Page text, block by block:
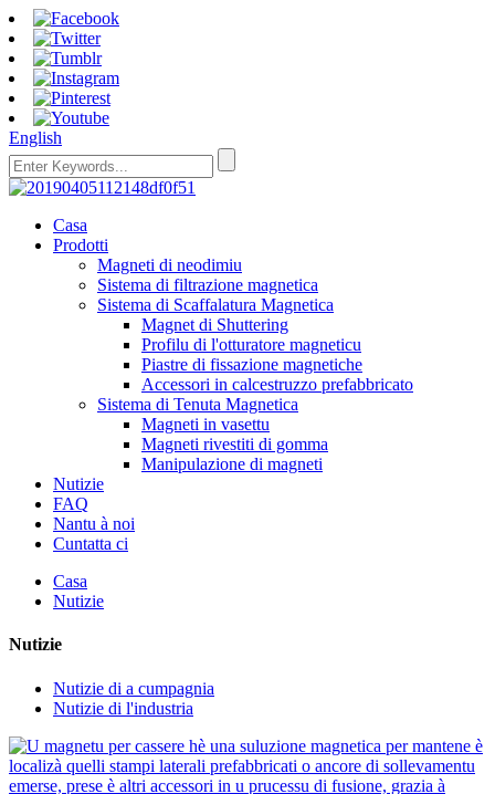
English
Casa
Prodotti
Magneti di neodimiu
Sistema di filtrazione magnetica
Sistema di Scaffalatura Magnetica
Magnet di Shuttering
Profilu di l'otturatore magneticu
Piastre di fissazione magnetiche
Accessori in calcestruzzo prefabbricato
Sistema di Tenuta Magnetica
Magneti in vasettu
Magneti rivestiti di gomma
Manipulazione di magneti
Nutizie
FAQ
Nantu à noi
Cuntatta ci
Casa
Nutizie
Nutizie
Nutizie di a cumpagnia
Nutizie di l'industria